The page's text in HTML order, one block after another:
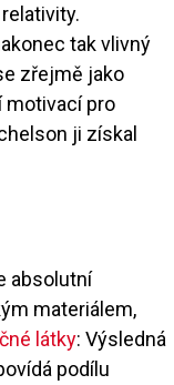
tak vlivný
zřejmě jako
motivací pro
ji získal
absolutní
materiálem,
látky: Výsledná
podílu